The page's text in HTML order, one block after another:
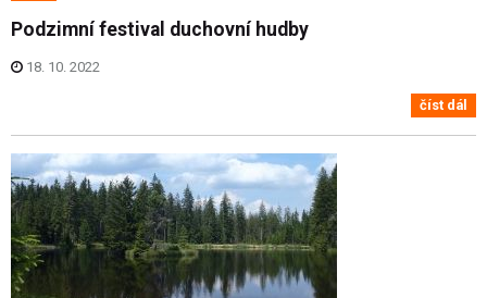
Podzimní festival duchovní hudby
18. 10. 2022
číst dál